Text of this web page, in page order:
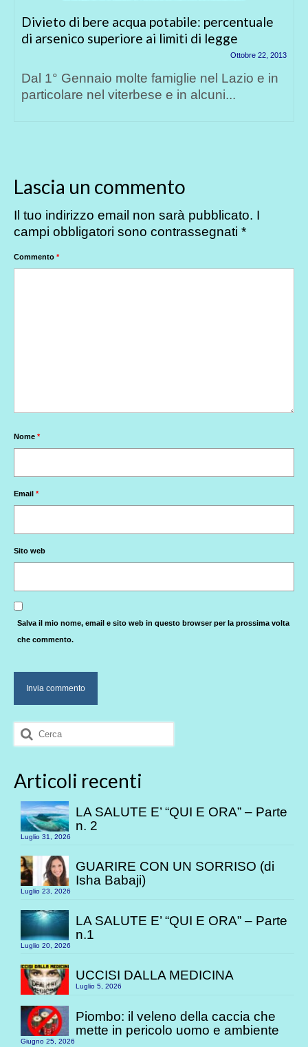
Vaccinazioni = autismo da virus
Giugno 26, 2013
Il meccanismo delle encefaliti virali è noto e
sono noti casi di autismo prodotti da...
Lascia un commento
Il tuo indirizzo email non sarà pubblicato. I
campi obbligatori sono contrassegnati *
Commento *
Nome *
Email *
Sito web
Salva il mio nome, email e sito web in questo browser per la prossima volta
che commento.
Cerca:
Articoli recenti
LA SALUTE E’ “QUI E ORA” – Parte
n. 2
Luglio 31, 2026
GUARIRE CON UN SORRISO (di
Isha Babaji)
Luglio 23, 2026
LA SALUTE E’ “QUI E ORA” – Parte
n.1
Luglio 20, 2026
UCCISI DALLA MEDICINA
Luglio 5, 2026
Piombo: il veleno della caccia che
mette in pericolo uomo e ambiente
Giugno 25, 2026